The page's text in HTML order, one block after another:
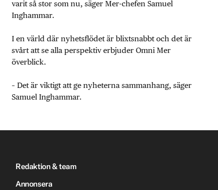
varit så stor som nu, säger Mer-chefen Samuel
Inghammar.
I en värld där nyhetsflödet är blixtsnabbt och det är
svårt att se alla perspektiv erbjuder Omni Mer
överblick.
– Det är viktigt att ge nyheterna sammanhang, säger
Samuel Inghammar.
Redaktion & team
Annonsera